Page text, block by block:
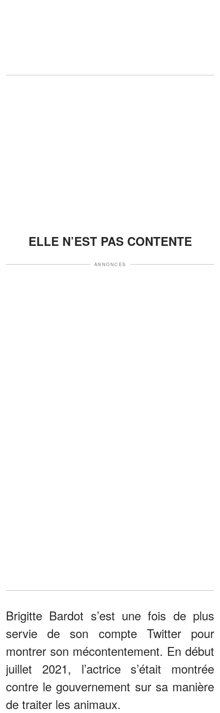
ELLE N’EST PAS CONTENTE
ANNONCES
Brigitte Bardot s’est une fois de plus
servie de son compte Twitter pour
montrer son mécontentement. En début
juillet 2021, l’actrice s’était montrée
contre le gouvernement sur sa manière
de traiter les animaux.